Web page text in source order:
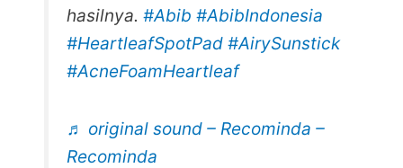
hasilnya. #Abib #AbibIndonesia
#HeartleafSpotPad #AirySunstick
#AcneFoamHeartleaf
♬ original sound – Recominda –
Recominda